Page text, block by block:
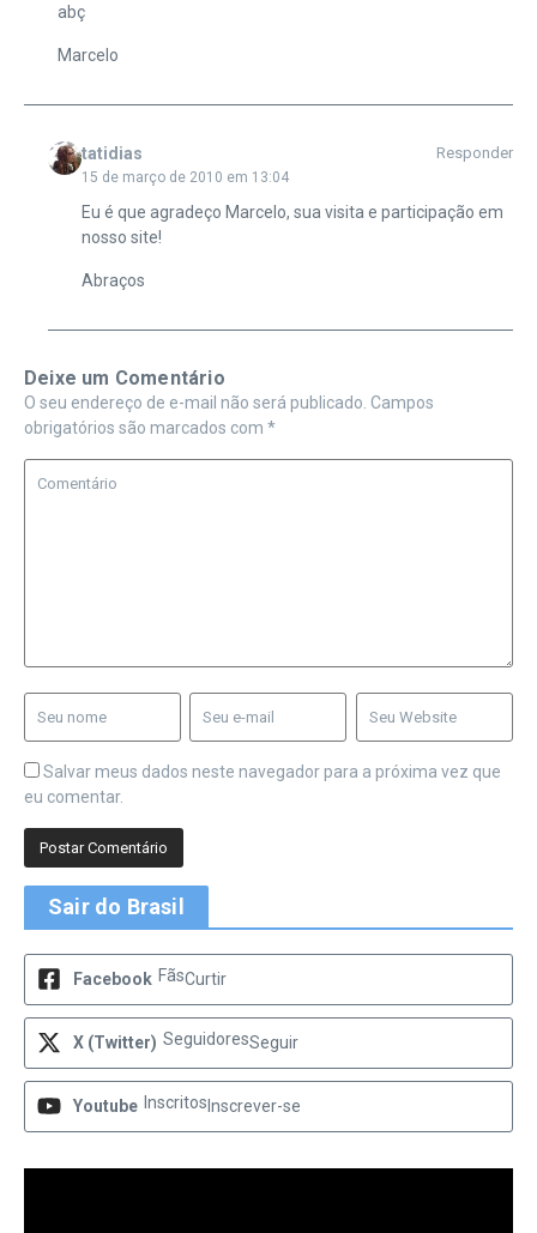
abç
Marcelo
tatidias
15 de março de 2010 em 13:04
Responder
Eu é que agradeço Marcelo, sua visita e participação em
nosso site!
Abraços
Deixe um Comentário
O seu endereço de e-mail não será publicado. Campos
obrigatórios são marcados com *
Salvar meus dados neste navegador para a próxima vez que
eu comentar.
Sair do Brasil
Facebook FãsCurtir
X (Twitter) SeguidoresSeguir
Youtube Inscritos Inscrever-se